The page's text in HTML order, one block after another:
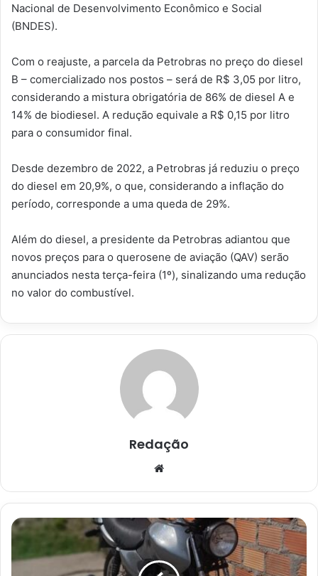
Nacional de Desenvolvimento Econômico e Social
(BNDES).
Com o reajuste, a parcela da Petrobras no preço do diesel
B – comercializado nos postos – será de R$ 3,05 por litro,
considerando a mistura obrigatória de 86% de diesel A e
14% de biodiesel. A redução equivale a R$ 0,15 por litro
para o consumidor final.
Desde dezembro de 2022, a Petrobras já reduziu o preço
do diesel em 20,9%, o que, considerando a inflação do
período, corresponde a uma queda de 29%.
Além do diesel, a presidente da Petrobras adiantou que
novos preços para o querosene de aviação (QAV) serão
anunciados nesta terça-feira (1º), sinalizando uma redução
no valor do combustível.
Redação
Cruz